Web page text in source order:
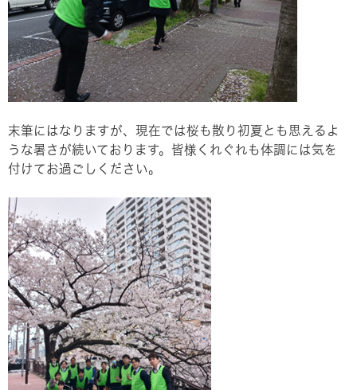
末筆にはなりますが、現在では桜も散り初夏とも思えるよ
うな暑さが続いております。皆様くれぐれも体調には気を
付けてお過ごしください。